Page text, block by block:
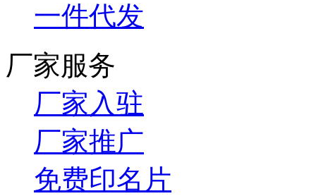
一件代发
厂家服务
厂家入驻
厂家推广
免费印名片